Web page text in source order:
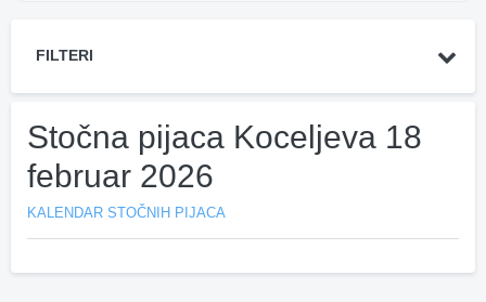
FILTERI
Stočna pijaca Koceljeva 18
februar 2026
KALENDAR STOČNIH PIJACA